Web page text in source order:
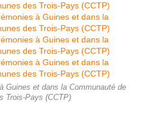
Guines et dans la Communauté de
Trois-Pays (CCTP)